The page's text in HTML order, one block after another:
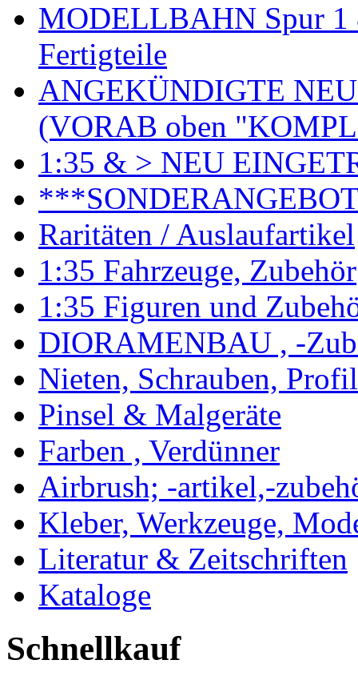
MODELLBAHN Spur 1
Fertigteile
ANGEKÜNDIGTE
(VORAB oben
1:35 & > NEU
Raritäten / Auslaufartikel
1:35 Fahrzeuge, Zubehör
1:35 Figuren und
DIORAMENBAU , -
Nieten, Schrauben,
Pinsel & Malgeräte
Farben , Verdünner
Airbrush; -artikel,-
Kleber, Werkzeuge,
Literatur & Zeitschriften
Kataloge
Schnellkauf